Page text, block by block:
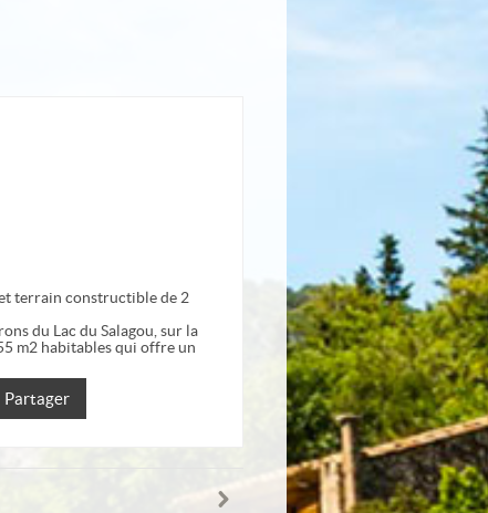
terrain constructible de 2
du Lac du Salagou, sur la
m2 habitables qui offre un
Partager